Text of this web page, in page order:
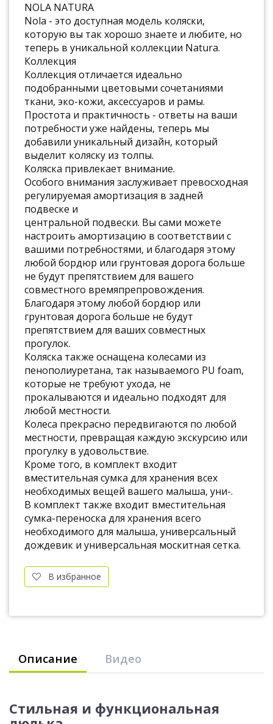
NOLA NATURA
Nola - это доступная модель коляски,
которую вы так хорошо знаете и любите, но
теперь в уникальной коллекции Natura.
Коллекция
Коллекция отличается идеально
подобранными цветовыми сочетаниями
ткани, эко-кожи, аксессуаров и рамы.
Простота и практичность - ответы на ваши
потребности уже найдены, теперь мы
добавили уникальный дизайн, который
выделит коляску из толпы.
Коляска привлекает внимание.
Особого внимания заслуживает превосходная
регулируемая амортизация в задней
подвеске и
центральной подвески. Вы сами можете
настроить амортизацию в соответствии с
вашими потребностями, и благодаря этому
любой бордюр или грунтовая дорога больше
не будут препятствием для вашего
совместного времяпрепровождения.
Благодаря этому любой бордюр или
грунтовая дорога больше не будут
препятствием для ваших совместных
прогулок.
Коляска также оснащена колесами из
пенополиуретана, так называемого PU foam,
которые не требуют ухода, не
прокалываются и идеально подходят для
любой местности.
Колеса прекрасно передвигаются по любой
местности, превращая каждую экскурсию или
прогулку в удовольствие.
Кроме того, в комплект входит
вместительная сумка для хранения всех
необходимых вещей вашего малыша, уни-.
В комплект также входит вместительная
сумка-переноска для хранения всего
необходимого для малыша, универсальный
дождевик и универсальная москитная сетка.
В избранное
Описание Видео
Стильная и функциональная